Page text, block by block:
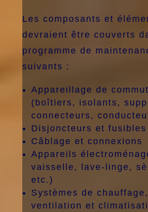
Les composants et
devraient être couverts
programme de
suivants :
Appareillage de
(boîtiers, isolants,
connecteurs,
Disjoncteurs et fusibles
Câblage et connexions
Appareils
vaisselle, lave-linge,
etc.)
Systèmes de chauffage,
ventilation et